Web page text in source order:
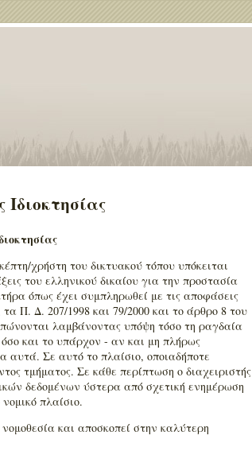
χρήστη του δικτυακού τόπου υπόκειται
του ελληνικού δικαίου για την προστασία
όπως έχει συμπληρωθεί με τις αποφάσεις
Π. Δ. 207/1998 και 79/2000 και το άρθρο 8 του
λαμβάνοντας υπόψη τόσο τη ραγδαία
όσο και το υπάρχον - αν και μη πλήρως
Σε αυτό το πλαίσιο, οποιαδήποτε
τμήματος. Σε κάθε περίπτωση ο διαχειριστής
δεδομένων ύστερα από σχετική ενημέρωση
πλαίσιο.
και αποσκοπεί στην καλύτερη